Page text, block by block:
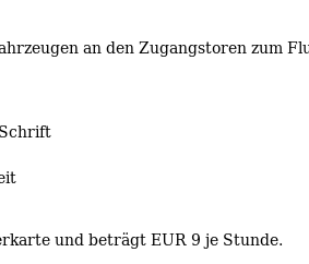
an den Zugangstoren zum
und beträgt EUR 9 je Stunde.